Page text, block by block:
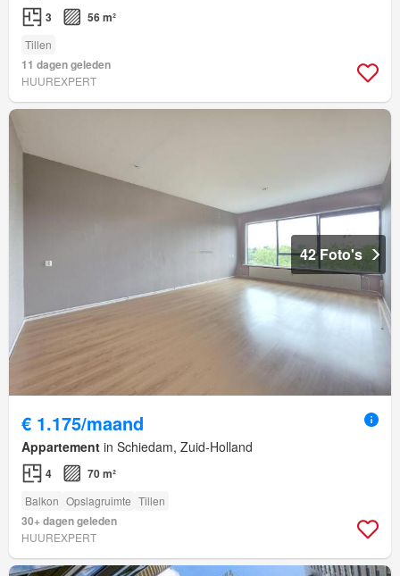
3 56 m²
Tillen
11 dagen geleden
HUUREXPERT
42 Foto's
€ 1.175/maand
Appartement in Schiedam, Zuid-Holland
4 70 m²
Balkon Opslagruimte Tillen
30+ dagen geleden
HUUREXPERT